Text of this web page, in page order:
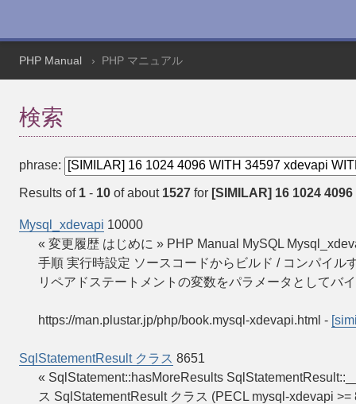
PHP Manual PHP マニュアル
検索
phrase:
Results of 1 - 10 of about 1527 for [SIMILAR] 16 1024
Mysql_xdevapi 10000
« 変更履歴 はじめに » PHP Manual MySQL
手順 実行時設定 ソースコードからビルド / コンパイ
リペアドステートメントの変数をパラメータとしてバ
https://man.plustar.jp/php/book.mysql-xdevapi.html -
SqlStatementResult クラス 8651
« SqlStatement::hasMoreResults
ス SqlStatementResult クラス (PECL mysql-xdevapi